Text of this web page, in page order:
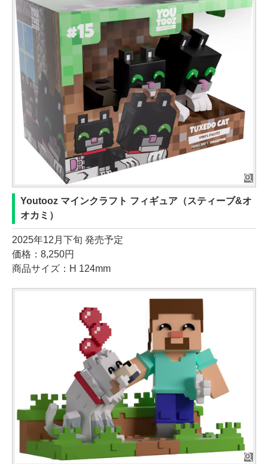
Youtooz マインクラフト フィギュア（スティーブ&オ
オカミ）
2025年12月下旬 発売予定
価格：8,250円
商品サイズ：H 124mm